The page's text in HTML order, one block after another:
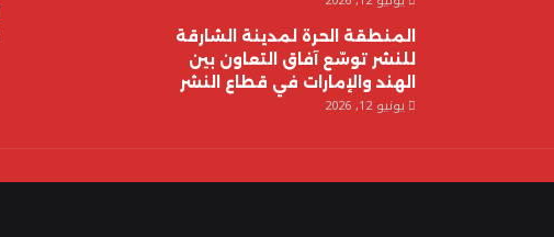
المنطقة الحرة لمدينة الشارقة
للنشر توسّع آفاق التعاون بين
الهند والإمارات في قطاع النشر
يونيو 12, 2026